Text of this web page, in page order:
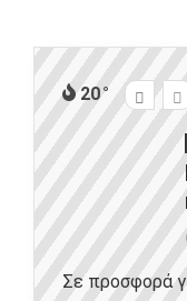
20
Σε προσφορά